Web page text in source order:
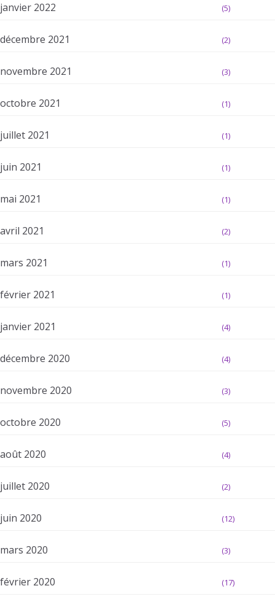
janvier 2022 (5)
décembre 2021 (2)
novembre 2021 (3)
octobre 2021 (1)
juillet 2021 (1)
juin 2021 (1)
mai 2021 (1)
avril 2021 (2)
mars 2021 (1)
février 2021 (1)
janvier 2021 (4)
décembre 2020 (4)
novembre 2020 (3)
octobre 2020 (5)
août 2020 (4)
juillet 2020 (2)
juin 2020 (12)
mars 2020 (3)
février 2020 (17)